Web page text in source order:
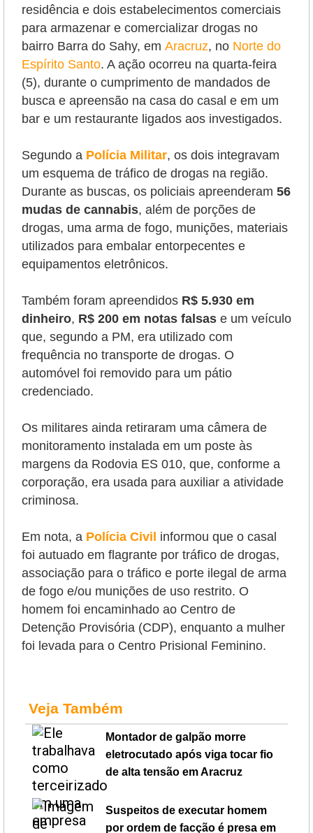
residência e dois estabelecimentos comerciais
para armazenar e comercializar drogas no
bairro Barra do Sahy, em Aracruz, no Norte do
Espírito Santo. A ação ocorreu na quarta-feira
(5), durante o cumprimento de mandados de
busca e apreensão na casa do casal e em um
bar e um restaurante ligados aos investigados.
Segundo a Polícia Militar, os dois integravam
um esquema de tráfico de drogas na região.
Durante as buscas, os policiais apreenderam 56
mudas de cannabis, além de porções de
drogas, uma arma de fogo, munições, materiais
utilizados para embalar entorpecentes e
equipamentos eletrônicos.
Também foram apreendidos R$ 5.930 em
dinheiro, R$ 200 em notas falsas e um veículo
que, segundo a PM, era utilizado com
frequência no transporte de drogas. O
automóvel foi removido para um pátio
credenciado.
Os militares ainda retiraram uma câmera de
monitoramento instalada em um poste às
margens da Rodovia ES 010, que, conforme a
corporação, era usada para auxiliar a atividade
criminosa.
Em nota, a Polícia Civil informou que o casal
foi autuado em flagrante por tráfico de drogas,
associação para o tráfico e porte ilegal de arma
de fogo e/ou munições de uso restrito. O
homem foi encaminhado ao Centro de
Detenção Provisória (CDP), enquanto a mulher
foi levada para o Centro Prisional Feminino.
Veja Também
Montador de galpão morre
eletrocutado após viga tocar fio
de alta tensão em Aracruz
Suspeitos de executar homem
por ordem de facção é presa em